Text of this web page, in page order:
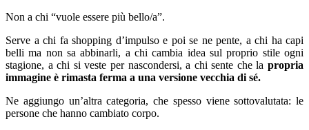
Non a chi “vuole essere più bello/a”.
Serve a chi fa shopping d’impulso e poi se ne pente, a chi ha capi
belli ma non sa abbinarli, a chi cambia idea sul proprio stile ogni
stagione, a chi si veste per nascondersi, a chi sente che la propria
immagine è rimasta ferma a una versione vecchia di sé.
Ne aggiungo un’altra categoria, che spesso viene sottovalutata: le
persone che hanno cambiato corpo.